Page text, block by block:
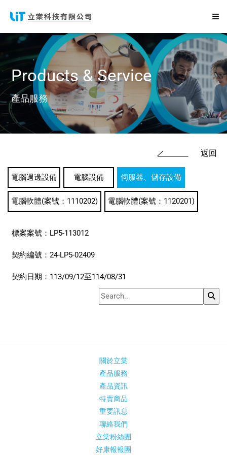
Products&Service
產品服務
返回
電腦週邊設備 電腦設備 伺服器、儲存設備
電腦軟體(案號：1110202) 電腦軟體(案號：1120201)
標案案號： LP5-113012
契約編號： 24-LP5-02409
契約日期： 113/09/12至114/08/31
關於立棠
產品服務
產品資訊
特賣商品
重要訊息
聯絡我們
立棠粉絲團
好康報報團